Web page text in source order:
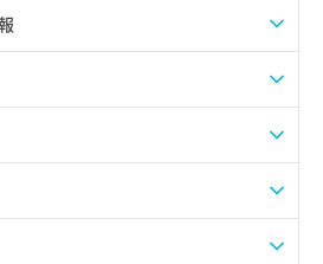
する
入する